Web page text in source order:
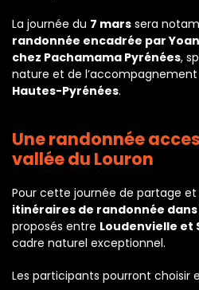
La journée du 7 mars sera
randonnée encadrée par
chez Pachamama Pyrénées,
nature et de
Hautes-Pyrénées.
Une randonnée
vallée du Louron
Pour cette journée de partage
itinéraires de randonnée dans
proposés entre Loudenvielle et
cadre naturel exceptionnel.
Les participants pourront choisir